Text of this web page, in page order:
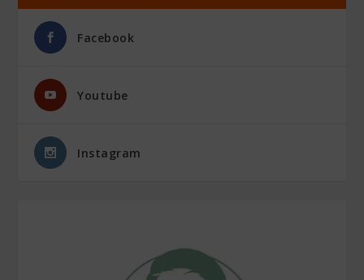
Facebook
Youtube
Instagram